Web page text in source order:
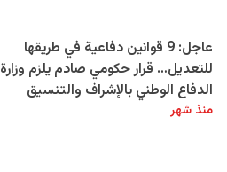
عاجل: 9 قوانين دفاعية في طريقها
للتعديل… قرار حكومي صادم يلزم وزارة
الدفاع الوطني بالإشراف والتنسيق
منذ شهر